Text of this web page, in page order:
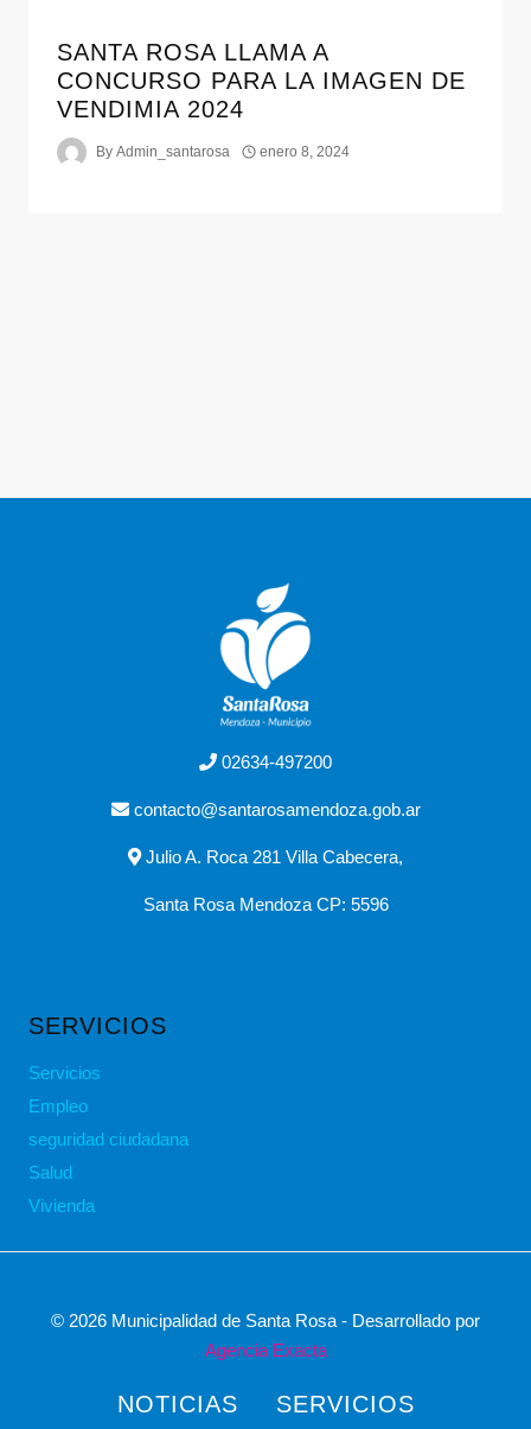
SANTA ROSA LLAMA A
CONCURSO PARA LA IMAGEN DE
VENDIMIA 2024
By Admin_santarosa enero 8, 2024
02634-497200
contacto@santarosamendoza.gob.ar
Julio A. Roca 281 Villa Cabecera,
Santa Rosa Mendoza CP: 5596
SERVICIOS
Servicios
Empleo
seguridad ciudadana
Salud
Vivienda
© 2026 Municipalidad de Santa Rosa - Desarrollado por
Agencia Exacta
NOTICIAS SERVICIOS